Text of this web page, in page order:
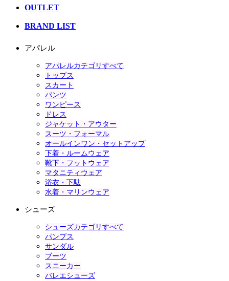
OUTLET
BRAND LIST
アパレル
アパレルカテゴリすべて
トップス
スカート
パンツ
ワンピース
ドレス
ジャケット・アウター
スーツ・フォーマル
オールインワン・セットアップ
下着・ルームウェア
靴下・フットウェア
マタニティウェア
浴衣・下駄
水着・マリンウェア
シューズ
シューズカテゴリすべて
パンプス
サンダル
ブーツ
スニーカー
バレエシューズ